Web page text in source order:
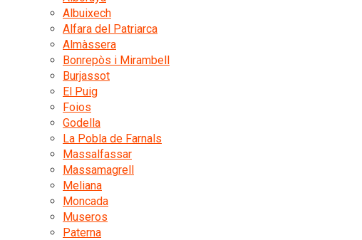
Albuixech
Alfara del Patriarca
Almàssera
Bonrepòs i Mirambell
Burjassot
El Puig
Foios
Godella
La Pobla de Farnals
Massalfassar
Massamagrell
Meliana
Moncada
Museros
Paterna